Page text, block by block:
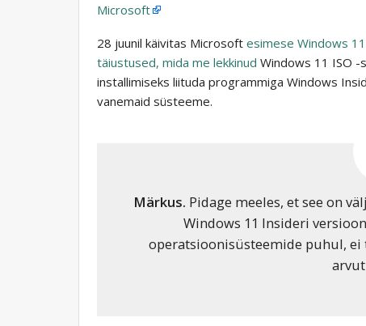
Microsoft
28 juunil käivitas Microsoft esimese Windows
täiustused, mida me lekkinud Windows 11 ISO -
installimiseks liituda programmiga Windows
vanemaid süsteeme.
Märkus. Pidage meeles, et see on
Windows 11 Insideri
operatsioonisüsteemide puhul, ei